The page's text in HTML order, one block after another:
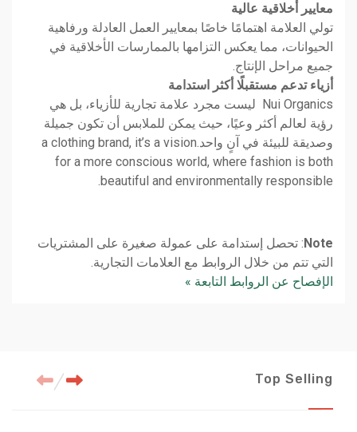
معايير أخلاقية عالية
تولي العلامة اهتمامًا خاصًا بمعايير العمل العادلة ورفاهية
الحيوانات، مما يعكس التزامها بالممارسات الأخلاقية في
جميع مراحل الإنتاج.
أزياء تدعم مستقبلًا أكثر استدامة
Nui Organics ليست مجرد علامة تجارية للأزياء، بل هي
رؤية لعالم أكثر وعيًا، حيث يمكن للملابس أن تكون جميلة
وصديقة للبيئة في آنٍ واحد.a clothing brand, it’s a vision
for a more conscious world, where fashion is both
beautiful and environmentally responsible.
Note : تحصل إستدامة على عمولة صغيرة على المشتريات
التي تتم من خلال الروابط مع العلامات التجارية.
الإفصاح عن الروابط التابعة »
Top Selling